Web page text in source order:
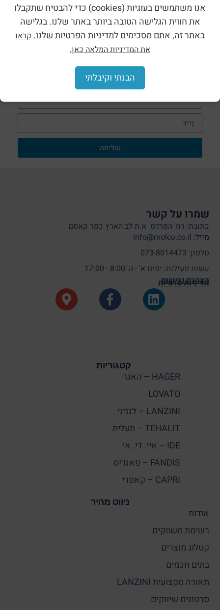
אנו משתמשים בעוגיות (cookies) כדי להבטיח שתקבלו
את חווית הגלישה הטובה ביותר באתר שלנו. בגלישה
באתר זה, אתם מסכימים למדיניות הפרטיות שלנו. קראו
את המדיניות המלאה כאן.
הבנתי וקיבלתי
לפרטים נוספים על קיט מודולרי עם פנלים
מבודדים השאירו פרטים כאן:
שליחה
קטגוריות
HAGER – האגר
LOVATO
LANZINI – לנזיני
TEHALIT – תעלית
IDE – איי. די. אי
FANDIS – פאנדיס
CAPRI – קאפרי
ניווט מהיר
אודות
רשימת משווקים
קטלוג מוצרים
בתים חכמים
תאורה מקצועית LANZINI
סרטונים שיווקים
שמרו על קשר
כתובת: רח' הפרדס א.ת לב הארץ כפר קאסם
מייל: info@molco.co.il
טלפון: 073-8014473
שעות פעילות: ימים א' - ה' 8:00 - 17:00
הצהרת נגישות
מדיניות פרטיות